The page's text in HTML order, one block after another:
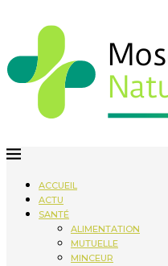
ACCUEIL
ACTU
SANTÉ
ALIMENTATION
MUTUELLE
MINCEUR